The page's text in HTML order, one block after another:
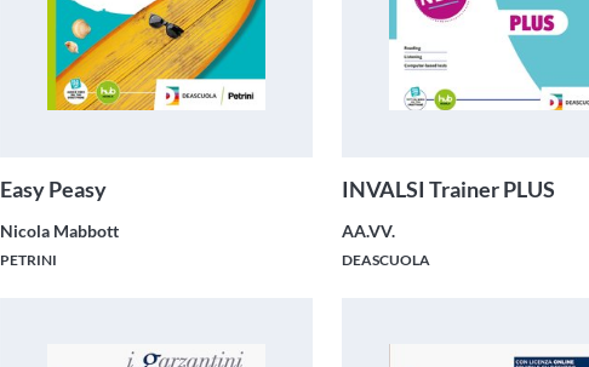
Easy Peasy
Nicola Mabbott
PETRINI
INVALSI Trainer PLUS
AA.VV.
DEASCUOLA